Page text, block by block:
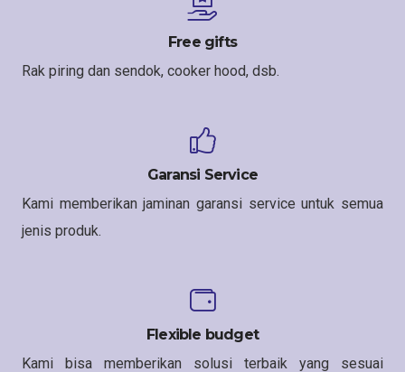
Free gifts
Rak piring dan sendok, cooker hood, dsb.
Garansi Service
Kami memberikan jaminan garansi service untuk semua
jenis produk.
Flexible budget
Kami bisa memberikan solusi terbaik yang sesuai